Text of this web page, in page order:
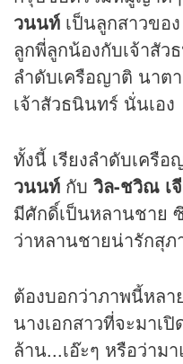
วนนท์ เป็นลูกสาวของ
ลูกพี่ลูกน้องกับเจ้าสัว
ลำดับเครือญาติ นาต
เจ้าสัวธนินทร์ นั่นเอง
ทั้งนี้ เรียงลำดับเครือ
วนนท์ กับ วิล-ชวิณ เ
มีศักดิ์เป็นหลานชาย
ว่าหลานชายน่ารักสุภ
ต้องบอกว่าภาพนี้หล
นางเอกสาวที่จะมาเ
ล้าน...เอ๊ะๆ หรือว่าม